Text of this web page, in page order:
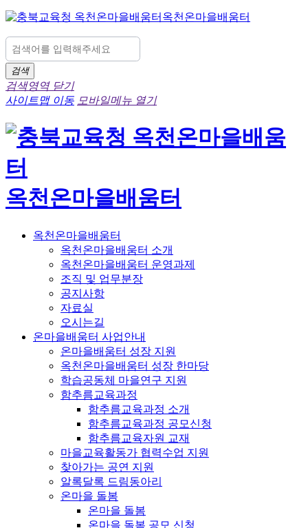
옥천온마을배움터
검색
검색영역 닫기
사이트맵 이동 모바일메뉴 열기
옥천온마을배움터
옥천온마을배움터
옥천온마을배움터 소개
옥천온마을배움터 운영과제
조직 및 업무분장
공지사항
자료실
오시는길
온마을배움터 사업안내
온마을배움터 성장 지원
옥천온마을배움터 성장 한마당
학습공동체 마을연구 지원
함추름교육과정
함추름교육과정 소개
함추름교육과정 공모신청
함추름교육자원 교재
마을교육활동가 협력수업 지원
찾아가는 공연 지원
알록달록 드림동아리
온마을 돌봄
온마을 돌봄
온마을 돌봄 공모 신청